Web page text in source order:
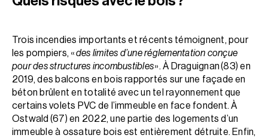
Trois incendies importants et récents témoignent, pour
les pompiers, «des limites d’une réglementation conçue
pour des structures incombustibles». À Draguignan (83) en
2019, des balcons en bois rapportés sur une façade en
béton brûlent en totalité avec un tel rayonnement que
certains volets PVC de l’immeuble en face fondent. À
Ostwald (67) en 2022, une partie des logements d’un
immeuble à ossature bois est entièrement détruite. Enfin,